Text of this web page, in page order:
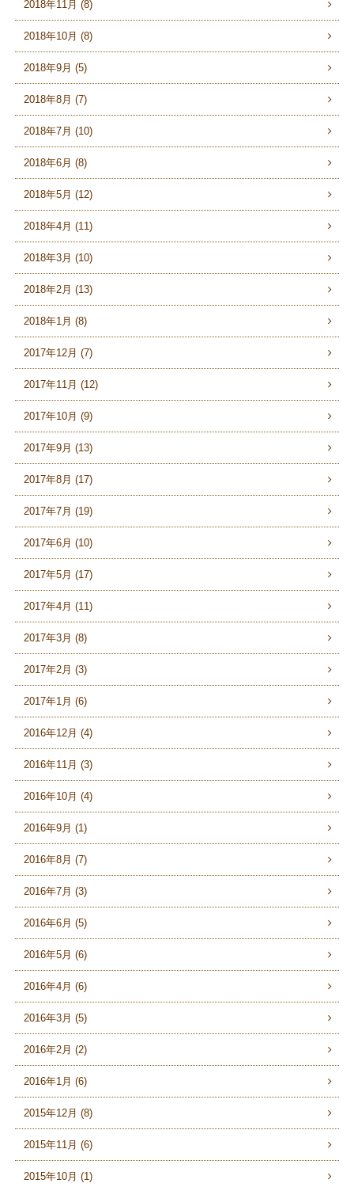
2018年11月 (8)
2018年10月 (8)
2018年9月 (5)
2018年8月 (7)
2018年7月 (10)
2018年6月 (8)
2018年5月 (12)
2018年4月 (11)
2018年3月 (10)
2018年2月 (13)
2018年1月 (8)
2017年12月 (7)
2017年11月 (12)
2017年10月 (9)
2017年9月 (13)
2017年8月 (17)
2017年7月 (19)
2017年6月 (10)
2017年5月 (17)
2017年4月 (11)
2017年3月 (8)
2017年2月 (3)
2017年1月 (6)
2016年12月 (4)
2016年11月 (3)
2016年10月 (4)
2016年9月 (1)
2016年8月 (7)
2016年7月 (3)
2016年6月 (5)
2016年5月 (6)
2016年4月 (6)
2016年3月 (5)
2016年2月 (2)
2016年1月 (6)
2015年12月 (8)
2015年11月 (6)
2015年10月 (1)